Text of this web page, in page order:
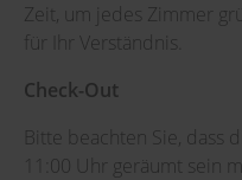
Zeit, um jedes Zimmer
für Ihr Verständnis.
Check-Out
Bitte beachten Sie, dass
11:00 Uhr geräumt sein